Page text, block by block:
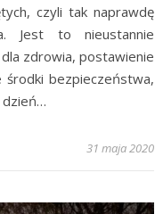
czyli tak naprawdę
Jest to nieustannie
zdrowia, postawienie
środki bezpieczeństwa,
31 maja 2020